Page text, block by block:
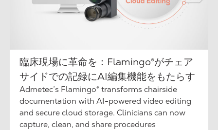
臨床現場に革命を：Flamingo®がチェア
サイドでの記録にAI編集機能をもたらす
Admetec’s Flamingo® transforms chairside
documentation with AI-powered video editing
and secure cloud storage. Clinicians can now
capture, clean, and share procedures